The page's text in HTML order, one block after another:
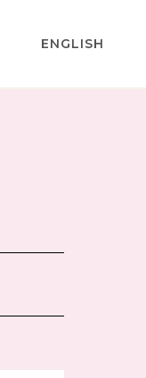
ENGLISH